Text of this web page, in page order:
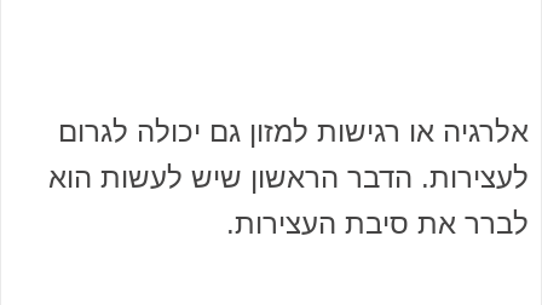
אלרגיה או רגישות למזון גם יכולה לגרום
לעצירות. הדבר הראשון שיש לעשות הוא
לברר את סיבת העצירות.